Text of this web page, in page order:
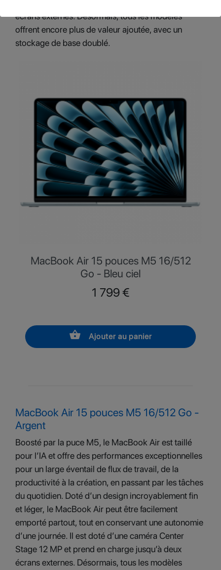
écrans externes. Désormais, tous les modèles
offrent encore plus de valeur ajoutée, avec un
stockage de base doublé.
MacBook Air 15 pouces M5 16/512
Go - Bleu ciel
Prix
1 799 €
shopping_basket Ajouter au panier
MacBook Air 15 pouces M5 16/512 Go -
Argent
Boosté par la puce M5, le MacBook Air est taillé
pour l’IA et offre des performances exceptionnelles
pour un large éventail de flux de travail, de la
productivité à la création, en passant par les tâches
du quotidien. Doté d’un design incroyablement fin
et léger, le MacBook Air peut être facilement
emporté partout, tout en conservant une autonomie
d’une journée. Il est doté d’une caméra Center
Stage 12 MP et prend en charge jusqu’à deux
écrans externes. Désormais, tous les modèles